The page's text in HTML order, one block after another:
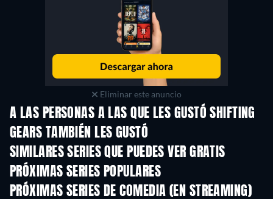
Eliminar este anuncio
A LAS PERSONAS A LAS QUE LES GUSTÓ SHIFTING
GEARS TAMBIÉN LES GUSTÓ
TV
SIMILARES SERIES QUE PUEDES VER GRATIS
TV TV
PRÓXIMAS SERIES POPULARES
TV
PRÓXIMAS SERIES DE COMEDIA (EN STREAMING)
Temporada 6 Temporada 2